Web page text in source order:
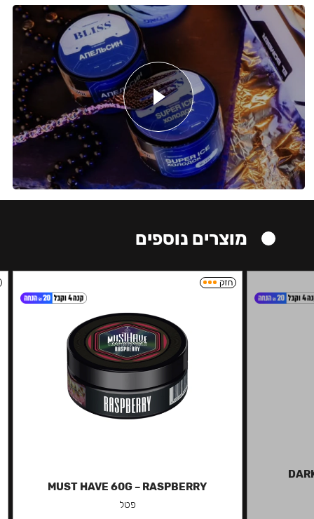
מוצרים נוספים
חזק
MUST HAVE 60G – RASPBERRY
פטל